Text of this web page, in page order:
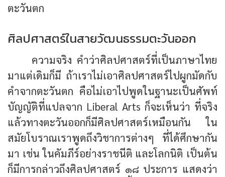
ตะวันตก
ศิลปศาสตร์ในสายวัฒนธรรมตะวันออก
ความจริง คำว่าศิลปศาสตร์ที่เป็นภาษาไทย
มาแต่เดิมก็มี ถ้าเราไม่เอาศิลปศาสตร์ไปผูกมัดกับ
คำจากตะวันตก คือไม่เอาไปพูดในฐานะเป็นศัพท์
บัญญัติที่แปลจาก Liberal Arts ก็จะเห็นว่า ที่จริง
แล้วทางตะวันออกก็มีศิลปศาสตร์เหมือนกัน ใน
สมัยโบราณเราพูดถึงวิชาการต่างๆ ที่ได้ศึกษากัน
มา เช่น ในคัมภีร์อย่างราชนีติ และโลกนิติ เป็นต้น
ก็มีการกล่าวถึงศิลปศาสตร์ ๑๘ ประการ แสดงว่า